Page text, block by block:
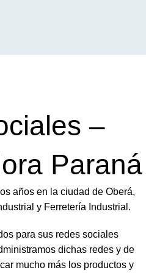
–
Paraná
años en la ciudad de Oberá,
y Ferretería Industrial.
para sus redes sociales
dichas redes y de
mucho más los productos y